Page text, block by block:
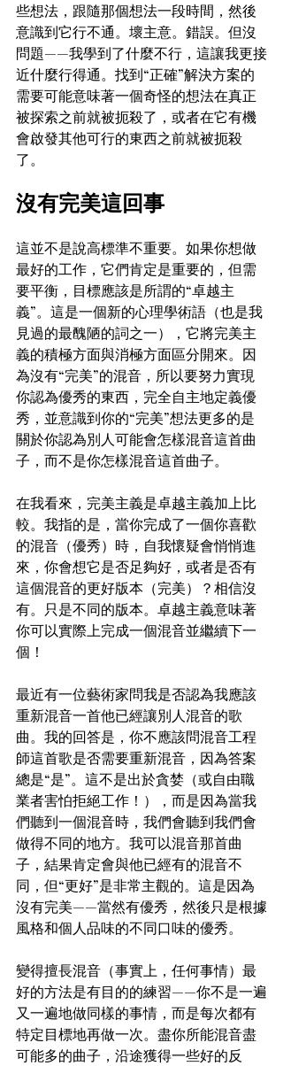
些想法，跟隨那個想法一段時間，然後
意識到它行不通。壞主意。錯誤。但沒
問題——我學到了什麼不行，這讓我更接
近什麼行得通。找到“正確”解決方案的
需要可能意味著一個奇怪的想法在真正
被探索之前就被扼殺了，或者在它有機
會啟發其他可行的東西之前就被扼殺
了。
沒有完美這回事
這並不是說高標準不重要。如果你想做
最好的工作，它們肯定是重要的，但需
要平衡，目標應該是所謂的“卓越主
義”。這是一個新的心理學術語（也是我
見過的最醜陋的詞之一），它將完美主
義的積極方面與消極方面區分開來。因
為沒有“完美”的混音，所以要努力實現
你認為優秀的東西，完全自主地定義優
秀，並意識到你的“完美”想法更多的是
關於你認為別人可能會怎樣混音這首曲
子，而不是你怎樣混音這首曲子。
在我看來，完美主義是卓越主義加上比
較。我指的是，當你完成了一個你喜歡
的混音（優秀）時，自我懷疑會悄悄進
來，你會想它是否足夠好，或者是否有
這個混音的更好版本（完美）？相信沒
有。只是不同的版本。卓越主義意味著
你可以實際上完成一個混音並繼續下一
個！
最近有一位藝術家問我是否認為我應該
重新混音一首他已經讓別人混音的歌
曲。我的回答是，你不應該問混音工程
師這首歌是否需要重新混音，因為答案
總是“是”。這不是出於貪婪（或自由職
業者害怕拒絕工作！），而是因為當我
們聽到一個混音時，我們會聽到我們會
做得不同的地方。我可以混音那首曲
子，結果肯定會與他已經有的混音不
同，但“更好”是非常主觀的。這是因為
沒有完美——當然有優秀，然後只是根據
風格和個人品味的不同口味的優秀。
變得擅長混音（事實上，任何事情）最
好的方法是有目的的練習——你不是一遍
又一遍地做同樣的事情，而是每次都有
特定目標地再做一次。盡你所能混音盡
可能多的曲子，沿途獲得一些好的反